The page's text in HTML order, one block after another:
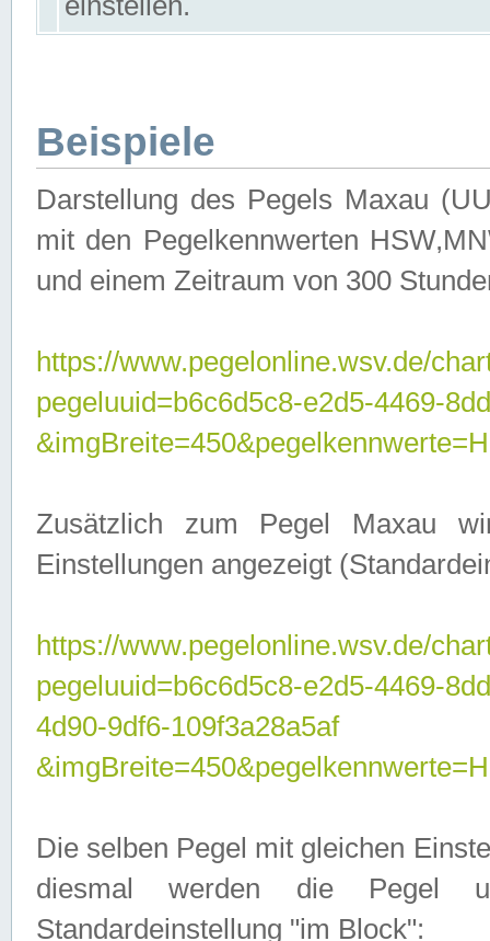
Beispiele
Darstellung des Pegels Maxau
mit den Pegelkennwerten
und einem Zeitraum von 300
https://www.pegelonline.wsv.de/
pegeluuid=b6c6d5c8-e2d5-4469-
Zusätzlich zum Pegel Maxau
Einstellungen angezeigt
https://www.pegelonline.wsv.de/
pegeluuid=b6c6d5c8-e2d5-4469-
4d90-9df6-109f3a28a5af
Die selben Pegel mit gleichen
diesmal werden die Pegel
Standardeinstellung "im Block":